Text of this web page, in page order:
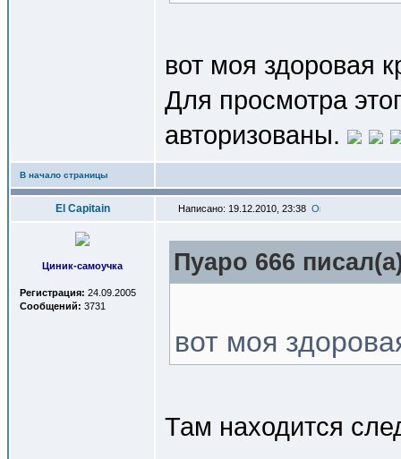
вот моя здоровая
Для просмотра
авторизованы.
В начало страницы
El Capitain Написано: 19.12.2010, 23:38
Циник-самоучка
Регистрация: 24.09.2005
Сообщений: 3731
Пуаро 666
вот моя
Там находится